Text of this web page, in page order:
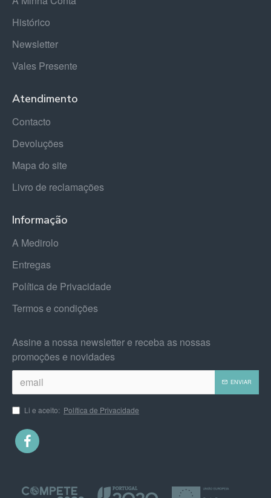
Histórico
Newsletter
Vales Presente
Atendimento
Contacto
Devoluções
Mapa do site
Livro de reclamações
Informação
A Medirolo
Entregas
Política de Privacidade
Termos e condições
Assine a nossa newsletter e receba as nossas
promoções e novidades
ENVIAR
Li e aceito: Política de Privacidade